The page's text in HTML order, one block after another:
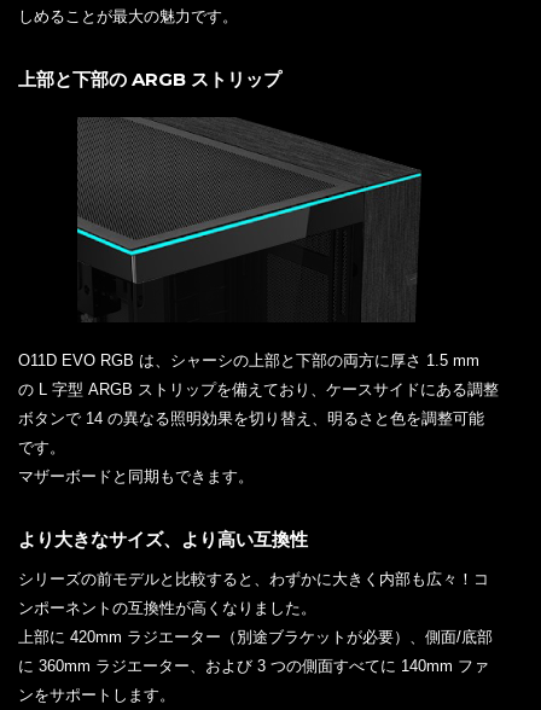
しめることが最大の魅力です。
上部と下部の ARGB ストリップ
O11D EVO RGB は、シャーシの上部と下部の両方に厚さ 1.5 mm
の L 字型 ARGB ストリップを備えており、ケースサイドにある調整
ボタンで 14 の異なる照明効果を切り替え、明るさと色を調整可能
です。
マザーボードと同期もできます。
より大きなサイズ、より高い互換性
シリーズの前モデルと比較すると、わずかに大きく内部も広々！コ
ンポーネントの互換性が高くなりました。
上部に 420mm ラジエーター（別途ブラケットが必要）、側面/底部
に 360mm ラジエーター、および 3 つの側面すべてに 140mm ファ
ンをサポートします。